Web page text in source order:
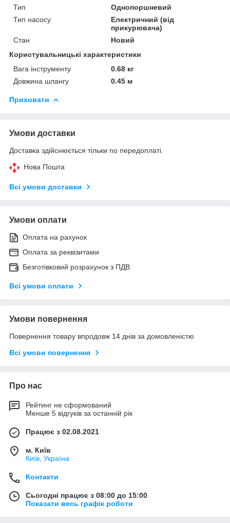
Тип
Однопоршневий
Тип насосу
Електричний (від
прикурювача)
Стан
Новий
Користувальницькі характеристики
Вага інструменту
0.68 кг
Довжина шлангу
0.45 м
Приховати
Умови доставки
Доставка здійснюється тільки по передоплаті.
Нова Пошта
Всі умови доставки
Умови оплати
Оплата на рахунок
Оплата за реквізитами
Безготівковий розрахунок з ПДВ
Всі умови оплати
Умови повернення
Повернення товару впродовж 14 днів за домовленістю
Всі умови повернення
Про нас
Рейтинг не сформований
Менше 5 відгуків за останній рік
Працює з 02.08.2021
м. Київ
Київ, Україна
Контакти
Сьогодні працює з 08:00 до 15:00
Показати весь графік роботи